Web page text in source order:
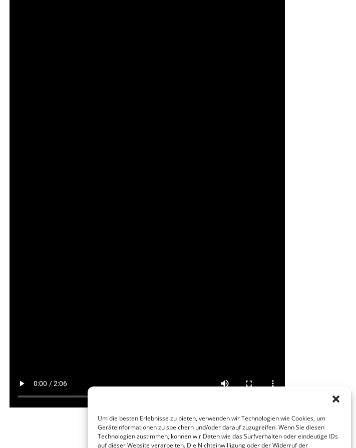
Um die besten Erlebnisse zu bieten, verwenden wir Technologien wie Cookies, um
Geräteinformationen zu speichern und/oder darauf zuzugreifen. Wenn Sie diesen
Technologien zustimmen, können wir Daten wie das Surfverhalten oder eindeutige IDs
auf dieser Website verarbeiten. Die Nichteinwilligung oder der Widerruf der